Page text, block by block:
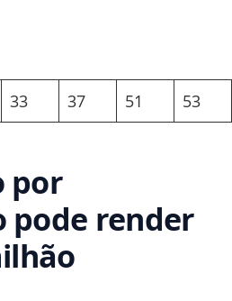
33 37 51 53
por
pode render